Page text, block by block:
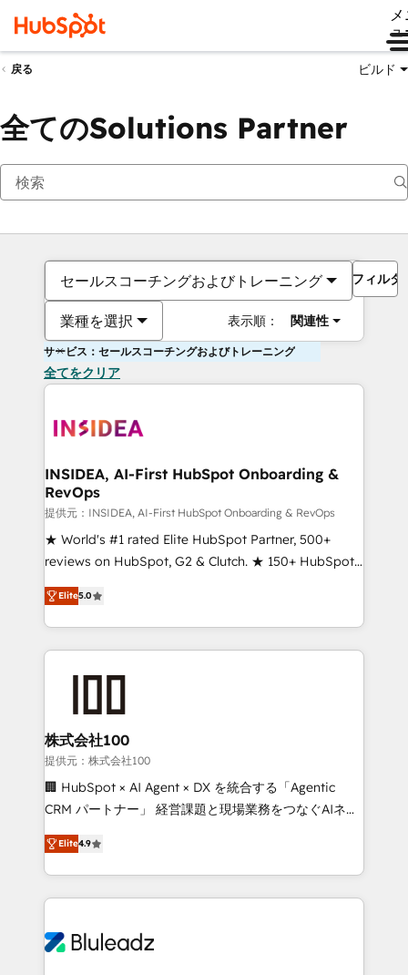
ュ
戻る ビルド
全てのSolutions Partner
セールスコーチングおよびトレーニング
業種を選択 表示順： 関連性
フィルタ
サービス：セールスコーチングおよびトレーニング
全てをクリア
INSIDEA, AI-First HubSpot Onboarding &
RevOps
提供元：INSIDEA, AI-First HubSpot Onboarding & RevOps
★ World's #1 rated Elite HubSpot Partner, 500+
reviews on HubSpot, G2 & Clutch. ★ 150+ HubSpot
Certified Experts & Trainers across the team ★
1,500+ implementations across five continents ★ AI-
First, RevOps-led, Onboarding obsessed ★
Company of the Year 2024/25 INSIDEA helps
and build AI-powered workflows that drive adoption
from week one, in your time zone. What we do ➤
Onboarding: Live in weeks, with workflows built
around your business, not a template. ➤ Migration:
Move from any legacy CRM. Zero downtime, full data
run your revenue process. Sales, marketing, and
service wired together. ➤ AI and Integrations: Layer
tune-ups, feature rollouts, adoption coaching. Buying
HubSpot, switching to it, or reviving a stale portal?
Elite5.0
株式会社100
提供元：株式会社100
🏢 HubSpot × AI Agent × DX を統合する「Agentic
CRM パートナー」 経営課題と現場業務をつなぐAIネイ
ティブ・エージェンシーとして、HubSpot Eliteの実装
力で顧客フロント業務を再設計します。 💡 100inc は何
をする会社か？ HubSpotを共通基盤に、AIエージェン
トを組み込んだ顧客フロント業務（マーケティング・営
ィブ・エージェンシーです。事業部・グループ会社・部
Elite4.9